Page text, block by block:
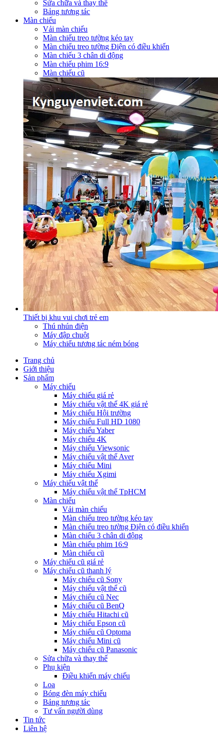
Sửa chữa và thay thế
Bảng tương tác
Màn chiếu
Vải màn chiếu
Màn chiếu treo tường kéo tay
Màn chiếu treo tường Điện có điều khiển
Màn chiếu 3 chân di động
Màn chiếu phim 16:9
Màn chiếu cũ
Thiết bị khu vui chơi trẻ em
Thú nhún điện
Máy đập chuột
Máy chiếu tương tác ném bóng
Trang chủ
Giới thiệu
Sản phẩm
Máy chiếu
Máy chiếu giá rẻ
Máy chiếu vật thể 4K giá rẻ
Máy chiếu Hội trường
Máy chiếu Full HD 1080
Máy chiếu Yaber
Máy chiếu 4K
Máy chiếu Viewsonic
Máy chiếu vật thể Aver
Máy chiếu Mini
Máy chiếu Xgimi
Máy chiếu vật thể
Máy chiếu vật thể TpHCM
Màn chiếu
Vải màn chiếu
Màn chiếu treo tường kéo tay
Màn chiếu treo tường Điện có điều khiển
Màn chiếu 3 chân di động
Màn chiếu phim 16:9
Màn chiếu cũ
Máy chiếu cũ giá rẻ
Máy chiếu cũ thanh lý
Máy chiếu cũ Sony
Máy chiếu vật thể cũ
Máy chiếu cũ Nec
Máy chiếu cũ BenQ
Máy chiếu Hitachi cũ
Máy chiếu Epson cũ
Máy chiếu cũ Optoma
Máy chiếu Mini cũ
Máy chiếu cũ Panasonic
Sửa chữa và thay thế
Phụ kiện
Điều khiển máy chiếu
Loa
Bóng đèn máy chiếu
Bảng tương tác
Tư vấn người dùng
Tin tức
Liên hệ